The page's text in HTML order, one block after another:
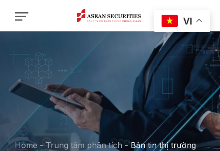
Home -Trung tâm phân tích -Bản tin thị trường
VI